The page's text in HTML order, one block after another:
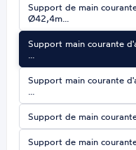
Support de main
Ø42,4m…
Support main courante
…
Support main courante
…
Support de main
Support de main